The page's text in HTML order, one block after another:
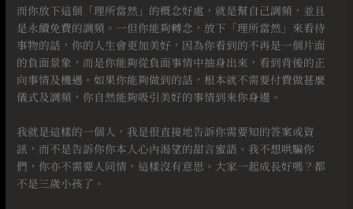
而你放下這個「理所當然」的概念好處，就是幫自己調頻，並且
是永續免費的調頻。一但你能夠轉念，放下「理所當然」來看待
事物的話，你的人生會更加美好，因為你看到的不再是一個片面
的負面景象，而是你能夠從負面事情中抽身出來，看到背後的正
向事情及機遇。如果你能夠做到的話，根本就不需要付費做甚麼
儀式及調頻，你自然能夠吸引美好的事情到來你身邊。
我就是這樣的一個人，我是很直接地告訴你需要知的答案或資
訊，而不是告訴你你本人心內渴望的甜言蜜語。我不想哄騙你
們，你亦不需要人同情，這樣沒有意思。大家一起成長好嗎？都
不是三歲小孩了。